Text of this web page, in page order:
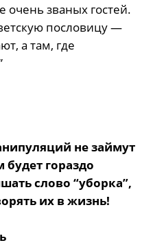
званых гостей.
пословицу —
а там, где
не займут
гораздо
слово “уборка”,
их в жизнь!